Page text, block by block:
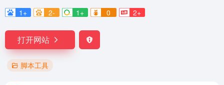
1+
2- 1+ 0 2+
打开网站
脚本工具